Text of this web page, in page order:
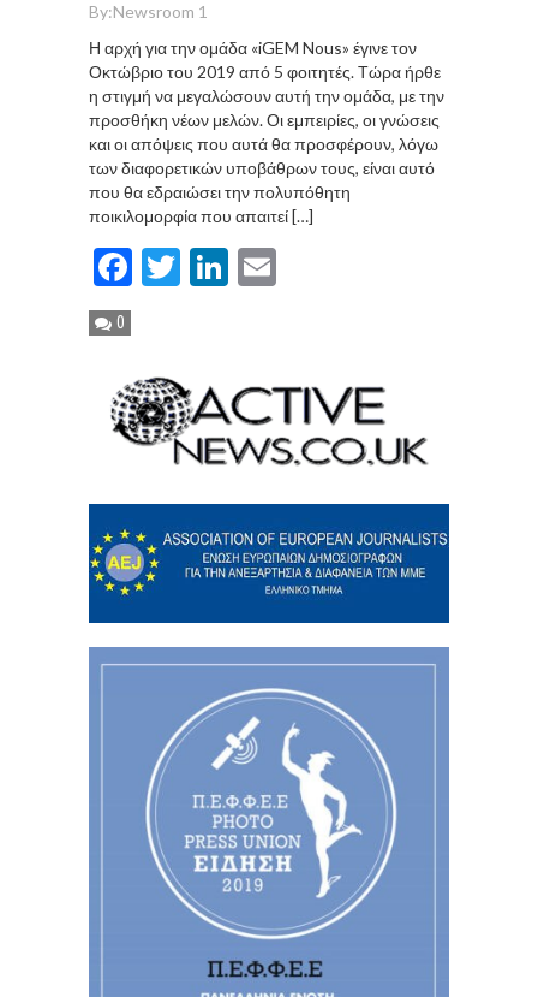
By:Newsroom 1
Η αρχή για την ομάδα «iGEM Nous» έγινε τον
Οκτώβριο του 2019 από 5 φοιτητές. Τώρα ήρθε
η στιγμή να μεγαλώσουν αυτή την ομάδα, με την
προσθήκη νέων μελών. Οι εμπειρίες, οι γνώσεις
και οι απόψεις που αυτά θα προσφέρουν, λόγω
των διαφορετικών υποβάθρων τους, είναι αυτό
που θα εδραιώσει την πολυπόθητη
ποικιλομορφία που απαιτεί […]
Facebook
TwitterLinkedIn
0